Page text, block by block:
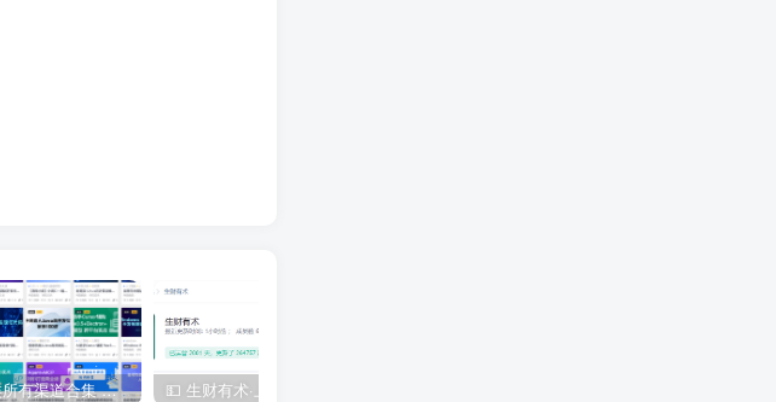
IT类所有渠道合集 持续日更，目前近四千多条资源 年费用户微信私信获取权限